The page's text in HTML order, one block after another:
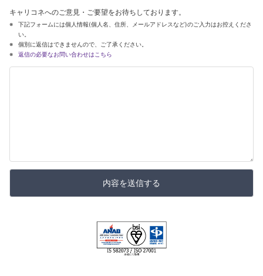
キャリコネへのご意見・ご要望をお待ちしております。
下記フォームには個人情報(個人名、住所、メールアドレスなど)のご入力はお控えくださ
い。
個別に返信はできませんので、ご了承ください。
返信の必要なお問い合わせはこちら
内容を送信する